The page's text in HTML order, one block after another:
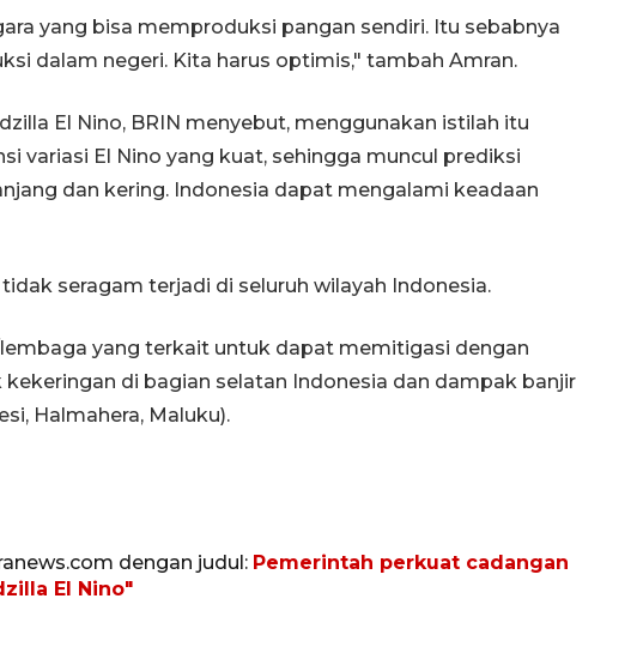
yang bisa memproduksi pangan sendiri. Itu sebabnya
dalam negeri. Kita harus optimis," tambah Amran.
El Nino, BRIN menyebut, menggunakan istilah itu
variasi El Nino yang kuat, sehingga muncul prediksi
dan kering. Indonesia dapat mengalami keadaan
seragam terjadi di seluruh wilayah Indonesia.
yang terkait untuk dapat memitigasi dengan
di bagian selatan Indonesia dan dampak banjir
Halmahera, Maluku).
dengan judul: Pemerintah perkuat cadangan
El Nino"